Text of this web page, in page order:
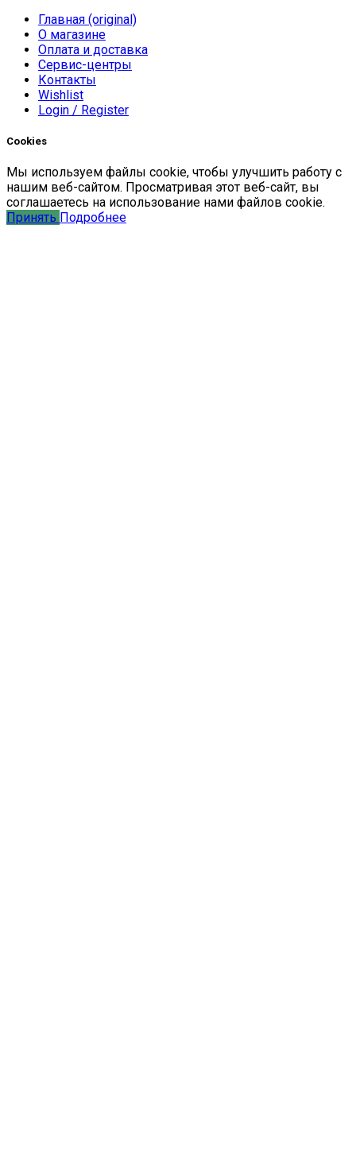
Главная (original)
О магазине
Оплата и доставка
Сервис-центры
Контакты
Wishlist
Login / Register
Cookies
Мы используем файлы cookie, чтобы улучшить работу с
нашим веб-сайтом. Просматривая этот веб-сайт, вы
соглашаетесь на использование нами файлов cookie.
Принять Подробнее